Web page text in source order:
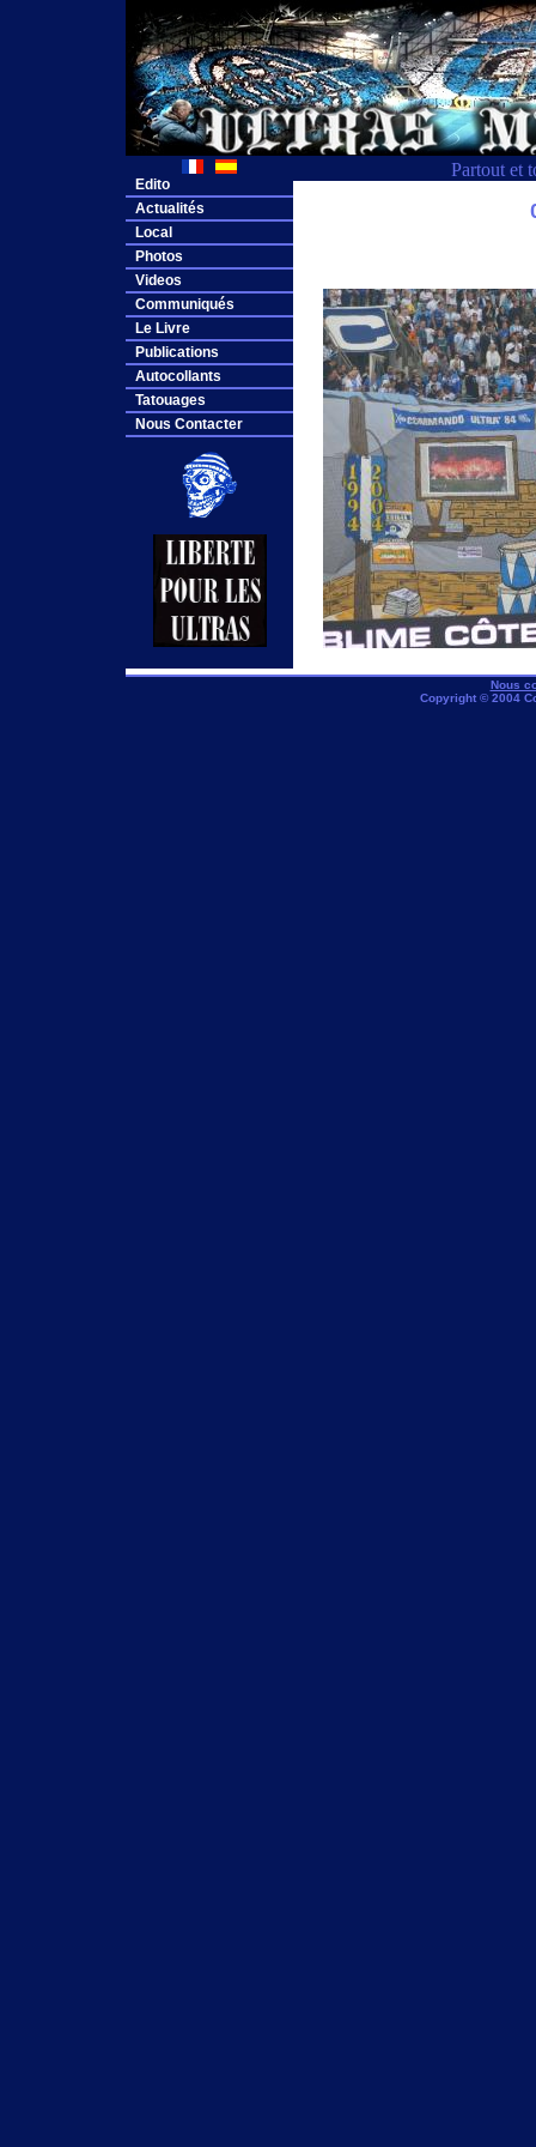
Partout et
Edito
Actualités
Local
Photos
Videos
Communiqués
Le Livre
Publications
Autocollants
Tatouages
Nous Contacter
Nous
Copyright © 2004